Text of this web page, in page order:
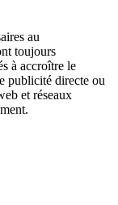
au
toujours
à accroître le
publicité directe ou
et réseaux